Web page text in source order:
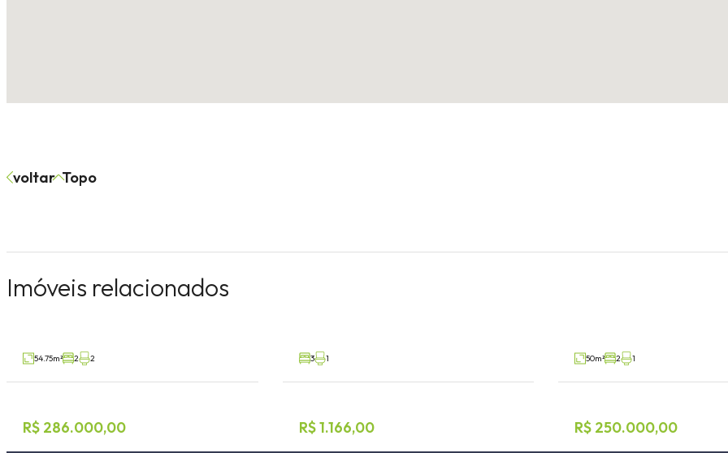
voltar Topo
Imóveis relacionados
Sobrado 2 dormitórios
Alesgut, Teutônia
54.75m² 2 2
R$ 286.000,00
3 1
R$ 1.166,00
50m² 2 1
R$ 250.000,00